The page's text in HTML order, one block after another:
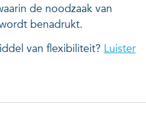
de noodzaak van
benadrukt.
van flexibiliteit? Luister